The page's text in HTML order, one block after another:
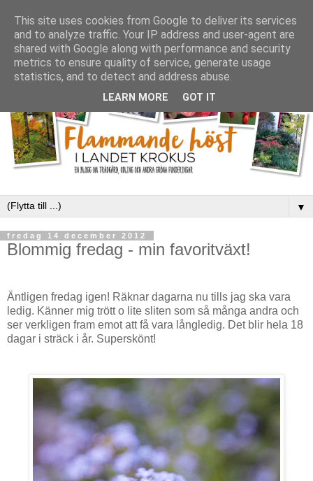
▼
fredag 14 december 2012
Blommig fredag - min favoritväxt!
Äntligen fredag igen! Räknar dagarna nu tills jag ska vara
ledig. Känner mig trött o lite sliten som så många andra och
ser verkligen fram emot att få vara långledig. Det blir hela 18
dagar i sträck i år. Superskönt!
This site uses cookies from Google to deliver its services
and to analyze traffic. Your IP address and user-agent are
shared with Google along with performance and security
metrics to ensure quality of service, generate usage
statistics, and to detect and address abuse.
LEARN MORE GOT IT